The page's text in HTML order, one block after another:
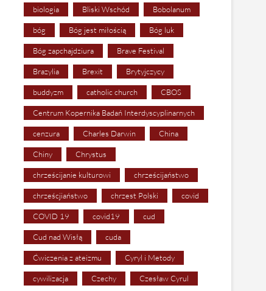
biologia Bliski Wschód Bobolanum
bóg Bóg jest miłością Bóg luk
Bóg zapchajdziura Brave Festival
Brazylia Brexit Brytyjczycy
buddyzm catholic church CBOS
Centrum Kopernika Badań Interdyscyplinarnych
cenzura Charles Darwin China
Chiny Chrystus
chrześcijanie kulturowi chrześcijaństwo
chrześcjiaństwo chrzest Polski covid
COVID 19 covid19 cud
Cud nad Wisłą cuda
Ćwiczenia z ateizmu Cyryl i Metody
cywilizacja Czechy Czesław Cyrul